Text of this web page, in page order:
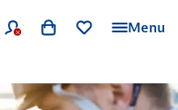
Menu